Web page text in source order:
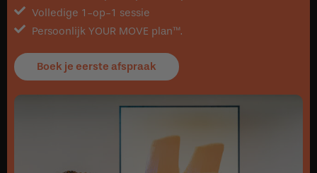
Volledige 1-op-1 sessie
Persoonlijk YOUR MOVE plan™.
Boek je eerste afspraak